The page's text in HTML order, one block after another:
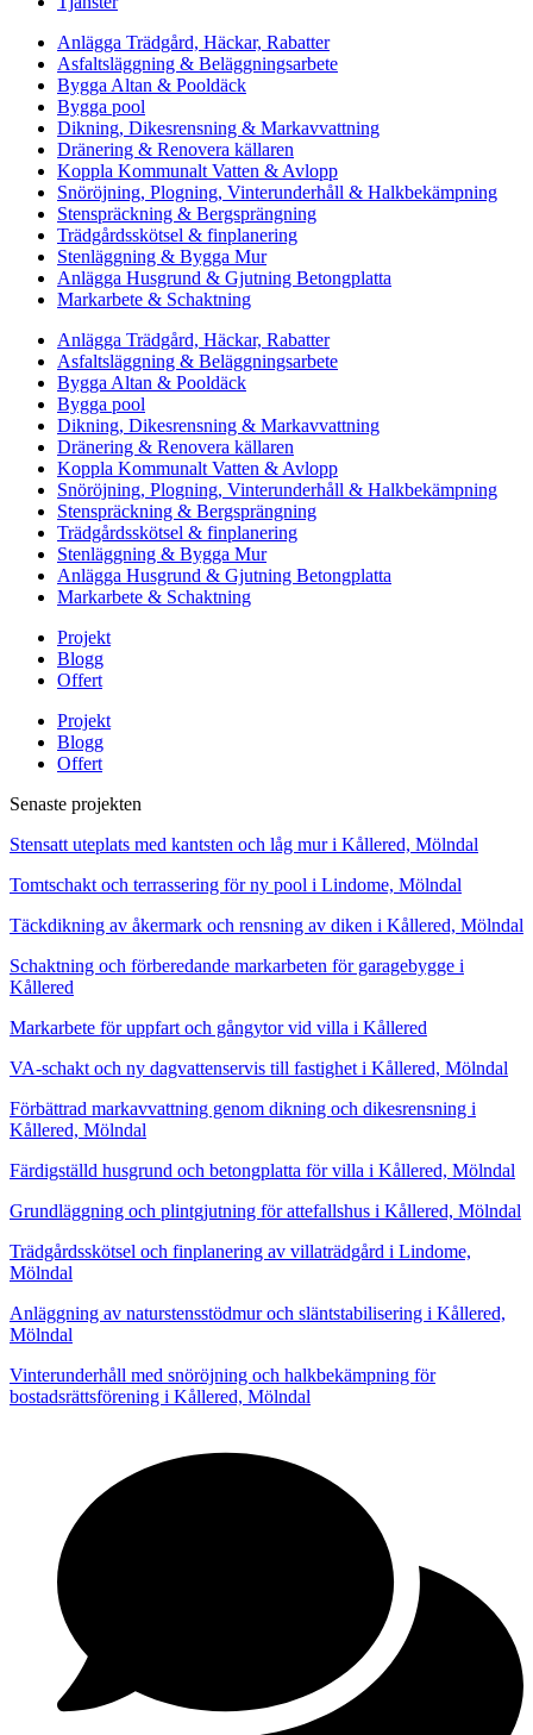
Anlägga Trädgård, Häckar, Rabatter
Asfaltsläggning & Beläggningsarbete
Bygga Altan & Pooldäck
Bygga pool
Dikning, Dikesrensning & Markavvattning
Dränering & Renovera källaren
Koppla Kommunalt Vatten & Avlopp
Snöröjning, Plogning, Vinterunderhåll & Halkbekämpning
Stenspräckning & Bergsprängning
Trädgårdsskötsel & finplanering
Stenläggning & Bygga Mur
Anlägga Husgrund & Gjutning Betongplatta
Markarbete & Schaktning
Anlägga Trädgård, Häckar, Rabatter
Asfaltsläggning & Beläggningsarbete
Bygga Altan & Pooldäck
Bygga pool
Dikning, Dikesrensning & Markavvattning
Dränering & Renovera källaren
Koppla Kommunalt Vatten & Avlopp
Snöröjning, Plogning, Vinterunderhåll & Halkbekämpning
Stenspräckning & Bergsprängning
Trädgårdsskötsel & finplanering
Stenläggning & Bygga Mur
Anlägga Husgrund & Gjutning Betongplatta
Markarbete & Schaktning
Projekt
Blogg
Offert
Projekt
Blogg
Offert
Senaste projekten
Stensatt uteplats med kantsten och låg mur i Kållered, Mölndal
Tomtschakt och terrassering för ny pool i Lindome, Mölndal
Täckdikning av åkermark och rensning av diken i Kållered, Mölndal
Schaktning och förberedande markarbeten för garagebygge i
Kållered
Markarbete för uppfart och gångytor vid villa i Kållered
VA-schakt och ny dagvattenservis till fastighet i Kållered, Mölndal
Förbättrad markavvattning genom dikning och dikesrensning i
Kållered, Mölndal
Färdigställd husgrund och betongplatta för villa i Kållered, Mölndal
Grundläggning och plintgjutning för attefallshus i Kållered, Mölndal
Trädgårdsskötsel och finplanering av villaträdgård i Lindome,
Mölndal
Anläggning av naturstensstödmur och släntstabilisering i Kållered,
Mölndal
Vinterunderhåll med snöröjning och halkbekämpning för
bostadsrättsförening i Kållered, Mölndal